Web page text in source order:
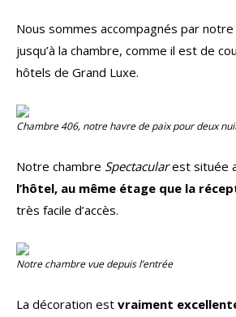
Nous sommes accompagnés par
jusqu’à la chambre, comme il est de
hôtels de Grand Luxe.
Chambre 406, notre havre de paix pour deux
Notre chambre Spectacularest située
l’hôtel, au même étage que la
très facile d’accès.
Notre chambre vue depuis l’entrée
La décoration est vraiment